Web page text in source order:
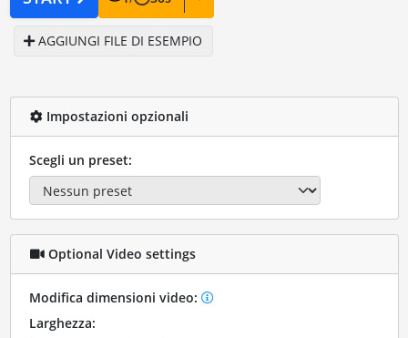
AGGIUNGI FILE DI ESEMPIO
Impostazioni opzionali
Scegli un preset:
Optional Video settings
Modifica dimensioni video:
Larghezza: